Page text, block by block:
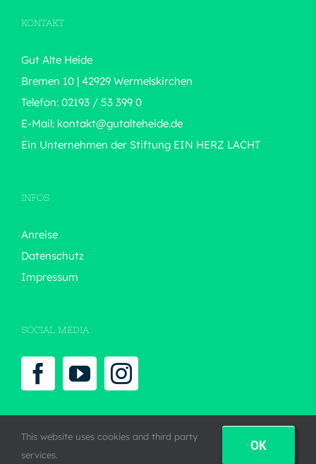
KONTAKT
Gut Alte Heide
Bremen 10 | 42929 Wermelskirchen
Telefon: 02193 / 53 399 0
E-Mail: kontakt@gutalteheide.de
Ein Unternehmen der Stiftung EIN HERZ LACHT
INFOS
Anreise
Datenschutz
Impressum
SOCIAL MEDIA
This website uses cookies and third party
services.
OK